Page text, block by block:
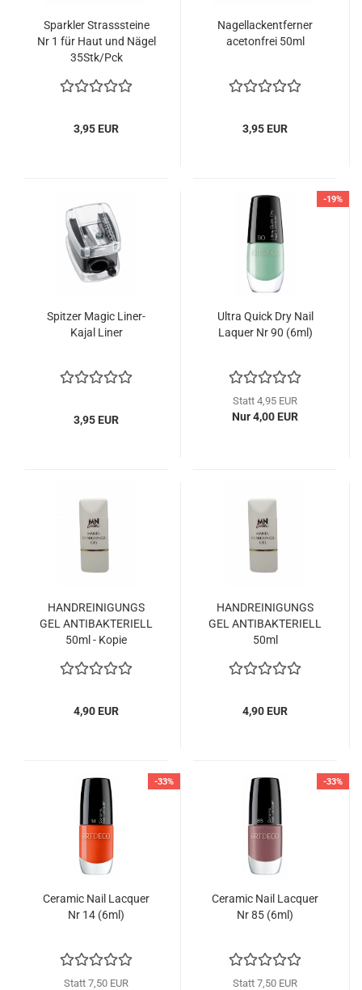
Sparkler Strasssteine
Nr 1 für Haut und Nägel
35Stk/Pck
3,95 EUR
Nagellackentferner
acetonfrei 50ml
3,95 EUR
Spitzer Magic Liner-
Kajal Liner
3,95 EUR
-19%
Ultra Quick Dry Nail
Laquer Nr 90 (6ml)
Statt 4,95 EUR
Nur 4,00 EUR
HANDREINIGUNGS
GEL ANTIBAKTERIELL
50ml - Kopie
4,90 EUR
HANDREINIGUNGS
GEL ANTIBAKTERIELL
50ml
4,90 EUR
-33%
Ceramic Nail Lacquer
Nr 14 (6ml)
Statt 7,50 EUR
-33%
Ceramic Nail Lacquer
Nr 85 (6ml)
Statt 7,50 EUR